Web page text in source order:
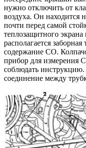
нужно отключить от
воздуха. Он находится
почти перед самой
теплозащитного
располагается
содержание СО.
прибор для измерения
соблюдать
соединение между